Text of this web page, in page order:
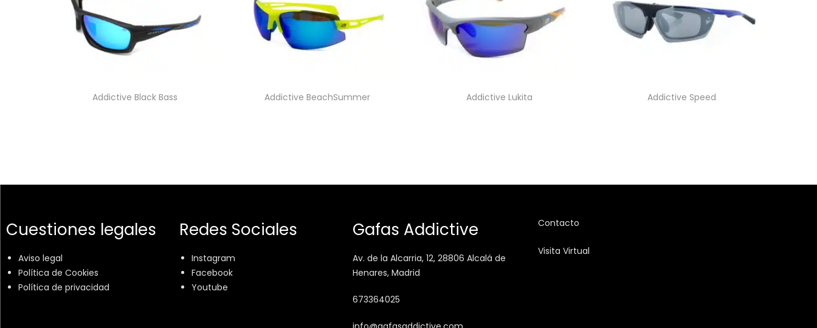
Addictive Black Bass Addictive BeachSummer Addictive Lukita Addictive Speed
Cuestiones legales
Aviso legal
Política de Cookies
Política de privacidad
Redes Sociales
Instagram
Facebook
Youtube
Gafas Addictive
Av. de la Alcarria, 12, 28806 Alcalá de
Henares, Madrid
673364025
Contacto
Visita Virtual